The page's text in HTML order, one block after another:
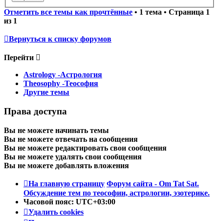
Отметить все темы как прочтённые • 1 тема • Страница 1
из 1
Вернуться к списку форумов
Перейти
Astrology -Астрология
Theosophy -Теософия
Другие темы
Права доступа
Вы не можете начинать темы
Вы не можете отвечать на сообщения
Вы не можете редактировать свои сообщения
Вы не можете удалять свои сообщения
Вы не можете добавлять вложения
На главную страницу Форум сайта - Om Tat Sat.
Обсуждение тем по теософии, астрологии, эзотерике.
Часовой пояс: UTC+03:00
Удалить cookies